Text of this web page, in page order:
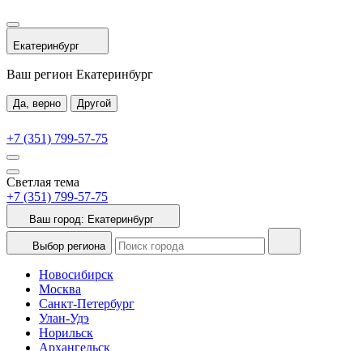
Екатеринбург
Ваш регион Екатеринбург
Да, верно Другой
+7 (351) 799-57-75
Светлая тема
+7 (351) 799-57-75
Ваш город: Екатеринбург
Выбор региона
Новосибирск
Москва
Санкт-Петербург
Улан-Удэ
Норильск
Архангельск